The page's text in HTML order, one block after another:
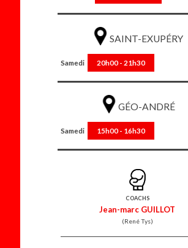
SAINT-EXUPÉRY
Samedi 20h00 - 21h30
GÉO-ANDRÉ
Samedi 15h00 - 16h30
COACHS
Jean-marc GUILLOT
(René Tys)